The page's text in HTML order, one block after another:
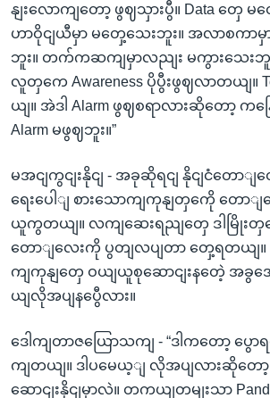
နျးလောကျတော့ ဖွဈသှားပွီ။ Data တှေ
ဟာဝိုငျယီမှာ မတှေ့သေးဘူး။ အလာစကာ
ဘူး။ တက်ကဆကျမှာလညျး မကွားသေး
လူတှကေ Awareness ပိုပွီးဖွဈလာတယျ။
ယျ။ အဲဒါ Alarm ဖွဈစရာလားဆိုတော့ က
Alarm မဖွဈဘူး။”
မအငျကွငျးနိုငျ - အခုဆိုရငျ နိုငျငံတောျတ
ရေးပေါျ စားသောကျကုနျတှကေို တောျတ
ယူကွတယျ။ လကျဆေးရညျတှေ ဒါမြိုးတှ
တောျလေးကို ပွတျလပျတာ တှေ့ရတယျ။
ကျကုနျတှေ ဝယျယူစုဆောငျးနတေဲ့ အခွ
ယျလိုအပျနပွေီလား။
ဒေါကျတာဇယြောသကျ - “ဒါကတော့ ပွော
ကျတယျ။ ဒါပမေယ့ျ လိုအပျလားဆိုတေ
ဆောငျးနိုငျမှာလဲ။ တကယျတမျးသာ